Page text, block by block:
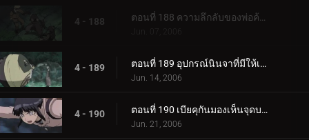
4 - 188
Jun. 07, 2006
4 - 189 ตอนที่ 189 อุปกรณ์นินจาที่มีให้เลือกอย่างไม่มีขีดจำกัด
Jun. 14, 2006
4 - 190 ตอนที่ 190 เบียคุกันมองเห็นจุดบอด!
Jun. 21, 2006